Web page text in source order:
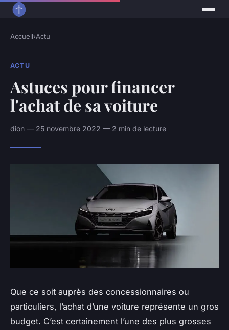
Accueil›Actu
ACTU
Astuces pour financer
l'achat de sa voiture
dion — 25 novembre 2022 — 2 min de lecture
Que ce soit auprès des concessionnaires ou
particuliers, l’achat d’une voiture représente un gros
budget. C’est certainement l’une des plus grosses